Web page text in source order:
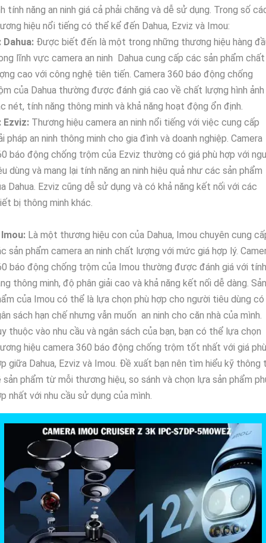
tính năng an ninh giá cả phải chăng và dễ sử dụng. Trong số
hiệu nổi tiếng có thể kể đến Dahua, Ezviz và Imou:
Dahua: Được biết đến là một trong những thương hiệu hàng
lĩnh vực camera an ninh Dahua cung cấp các sản phẩm chất
cao với công nghệ tiên tiến. Camera 360 báo động chống
của Dahua thường được đánh giá cao về chất lượng hình ảnh
nét, tính năng thông minh và khả năng hoạt động ổn định.
Ezviz: Thương hiệu camera an ninh nổi tiếng với việc cung cấp
pháp an ninh thông minh cho gia đình và doanh nghiệp. Camera
báo động chống trộm của Ezviz thường có giá phù hợp với
dùng và mang lại tính năng an ninh hiệu quả như các sản phẩm
Dahua. Ezviz cũng dễ sử dụng và có khả năng kết nối với các
bị thông minh khác.
Là một thương hiệu con của Dahua, Imou chuyên cung
sản phẩm camera an ninh chất lượng với mức giá hợp lý.
báo động chống trộm của Imou thường được đánh giá với tính
thông minh, độ phân giải cao và khả năng kết nối dễ dàng. Sản
của Imou có thể là lựa chọn phù hợp cho người tiêu dùng có
sách hạn chế nhưng vẫn muốn an ninh cho căn nhà của mình.
thuộc vào nhu cầu và ngân sách của bạn, bạn có thể lựa chọn
hiệu camera 360 báo động chống trộm tốt nhất với giá phù
giữa Dahua, Ezviz và Imou. Đề xuất bạn nên tìm hiểu kỹ thông
sản phẩm từ mỗi thương hiệu, so sánh và chọn lựa sản phẩm
nhất với nhu cầu sử dụng của mình.